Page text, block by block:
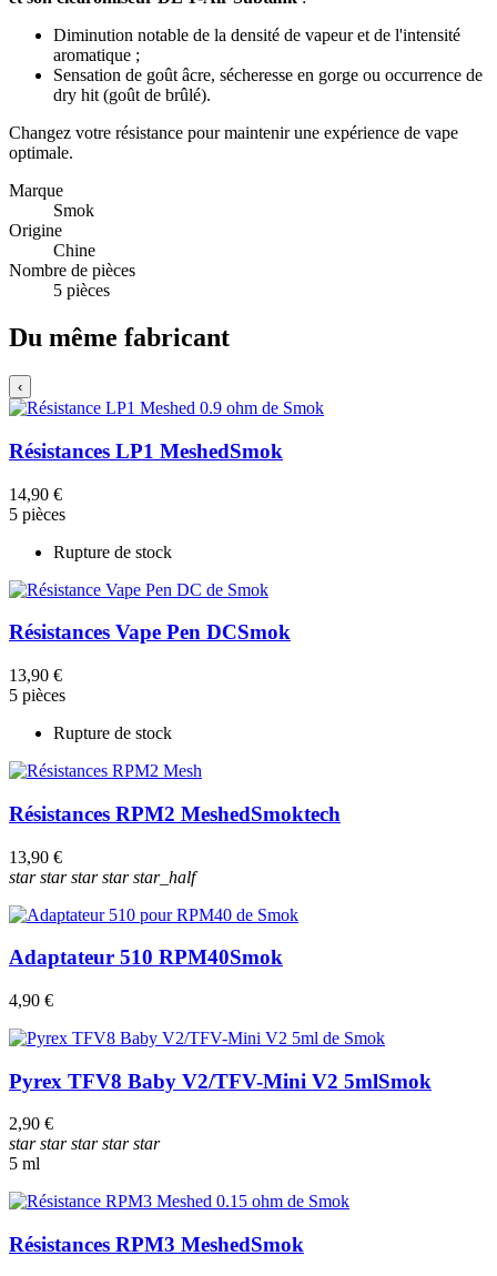
Diminution notable de la densité de vapeur et de l'intensité
aromatique ;
Sensation de goût âcre, sécheresse en gorge ou occurrence de
dry hit (goût de brûlé).
Changez votre résistance pour maintenir une expérience de vape
optimale.
Marque
Smok
Origine
Chine
Nombre de pièces
5 pièces
Du même fabricant
‹
Résistances LP1 MeshedSmok
14,90 €
5 pièces
Rupture de stock
Résistances Vape Pen DCSmok
13,90 €
5 pièces
Rupture de stock
Résistances RPM2 MeshedSmoktech
13,90 €
starstarstarstarstar_half
Adaptateur 510 RPM40Smok
4,90 €
Pyrex TFV8 Baby V2/TFV-Mini V2 5mlSmok
2,90 €
starstarstarstarstar
5 ml
Résistances RPM3 MeshedSmok